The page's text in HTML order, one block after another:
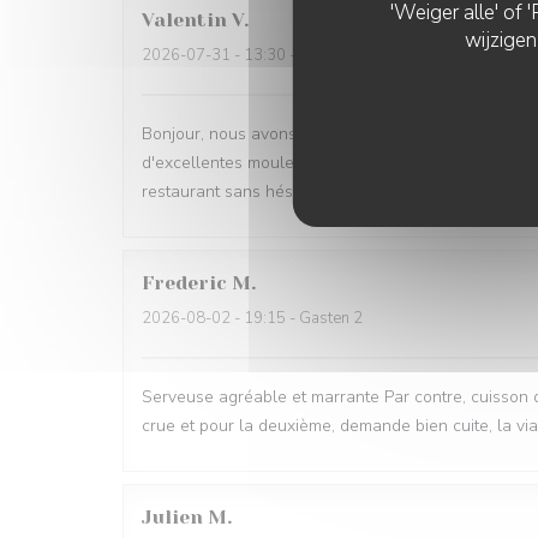
'Weiger alle' of
Valentin V
2026-07-31 - 13:30 - Gasten 3
Bonjour, nous avons passé un excellent moment.
d'excellentes moules marinières avec de bonnes
restaurant sans hésiter.
Frederic M
2026-08-02 - 19:15 - Gasten 2
Serveuse agréable et marrante Par contre,
crue et pour la deuxième, demande bien cuite, la
Julien M